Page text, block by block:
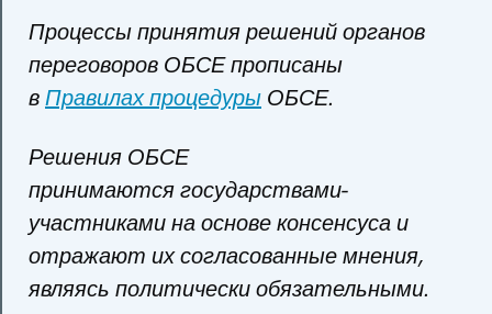
Процессы принятия решений органов
переговоров ОБСЕ прописаны
вПравилах процедуры ОБСЕ.
Решения ОБСЕ
принимаются государствами-
участниками на основе консенсуса и
отражают их согласованные мнения,
являясь политически обязательными.